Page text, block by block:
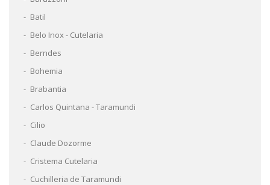
Batil
Belo Inox - Cutelaria
Berndes
Bohemia
Brabantia
Carlos Quintana - Taramundi
Cilio
Claude Dozorme
Cristema Cutelaria
Cuchilleria de Taramundi